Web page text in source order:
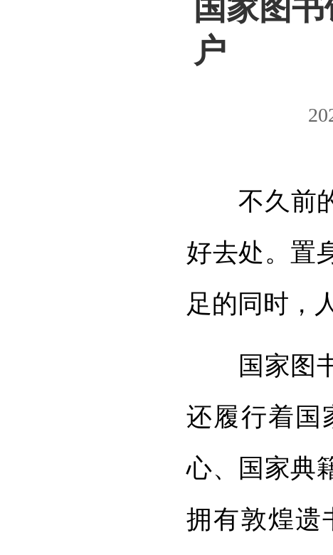
国家图
户
不久前的
好去处。置
足的同时，
国家图书
还履行着国
心、国家典
拥有敦煌遗